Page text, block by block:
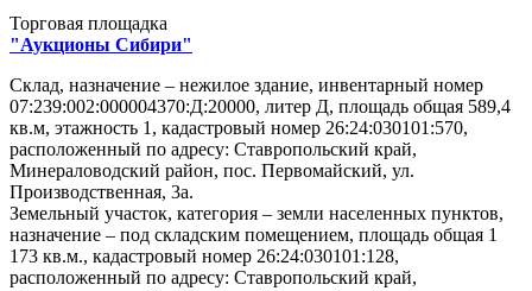
Торговая площадка
"Аукционы Сибири"
Склад, назначение – нежилое здание, инвентарный номер
07:239:002:000004370:Д:20000, литер Д, площадь общая 589,4
кв.м, этажность 1, кадастровый номер 26:24:030101:570,
расположенный по адресу: Ставропольский край,
Минераловодский район, пос. Первомайский, ул.
Производственная, 3а.
Земельный участок, категория – земли населенных пунктов,
назначение – под складским помещением, площадь общая 1
173 кв.м., кадастровый номер 26:24:030101:128,
расположенный по адресу: Ставропольский край,